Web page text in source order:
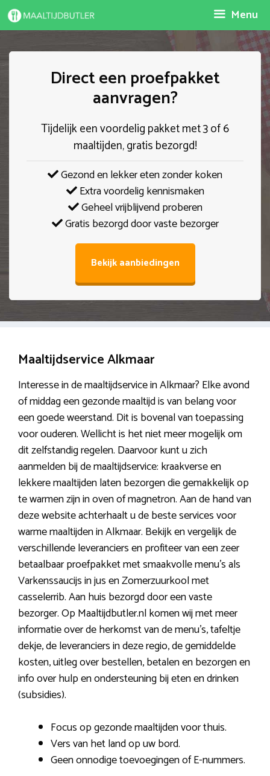
Spring
naar
Menu
Direct een proefpakket
aanvragen?
Tijdelijk een voordelig pakket met 3 of 6
maaltijden, gratis bezorgd!
Gezond en lekker eten zonder koken
Extra voordelig kennismaken
Geheel vrijblijvend proberen
Gratis bezorgd door vaste bezorger
Bekijk aanbiedingen
Maaltijdservice Alkmaar
Interesse in de maaltijdservice in Alkmaar? Elke avond
of middag een gezonde maaltijd is van belang voor
een goede weerstand. Dit is bovenal van toepassing
voor ouderen. Wellicht is het niet meer mogelijk om
dit zelfstandig regelen. Daarvoor kunt u zich
aanmelden bij de maaltijdservice: kraakverse en
lekkere maaltijden laten bezorgen die gemakkelijk op
te warmen zijn in oven of magnetron. Aan de hand van
deze website achterhaalt u de beste services voor
warme maaltijden in Alkmaar. Bekijk en vergelijk de
verschillende leveranciers en profiteer van een zeer
betaalbaar proefpakket met smaakvolle menu’s als
Varkenssaucijs in jus en Zomerzuurkool met
casselerrib. Aan huis bezorgd door een vaste
bezorger. Op Maaltijdbutler.nl komen wij met meer
informatie over de herkomst van de menu’s, tafeltje
dekje, de leveranciers in deze regio, de gemiddelde
kosten, uitleg over bestellen, betalen en bezorgen en
info over hulp en ondersteuning bij eten en drinken
(subsidies).
Focus op gezonde maaltijden voor thuis.
Vers van het land op uw bord.
Geen onnodige toevoegingen of E-nummers.